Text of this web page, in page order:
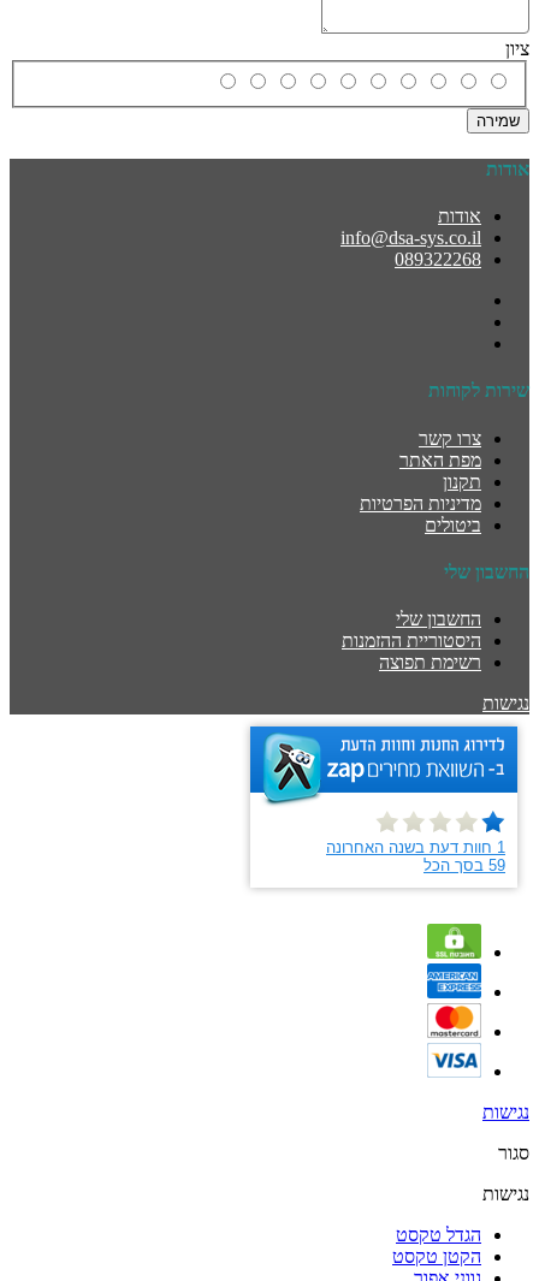
ציון
שמירה
אודות
אודות
info@dsa-sys.co.il
089322268
שירות לקוחות
צרו קשר
מפת האתר
תקנון
מדיניות הפרטיות
ביטולים
החשבון שלי
החשבון שלי
היסטוריית ההזמנות
רשימת תפוצה
נגישות
נגישות
סגור
נגישות
הגדל טקסט
הקטן טקסט